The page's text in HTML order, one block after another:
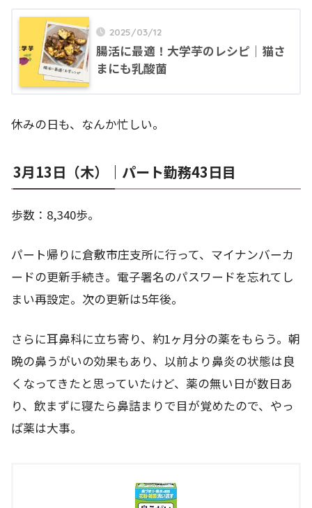
2025/03/12
腸活に最適！大学芋のレシピ｜猫さ
まにも乳酸菌
休みの日も、なんか忙しい。
3月13日（木）｜パート勤務43日目
歩数：8,340歩。
パート帰りに倉敷市庄支所に行って、マイナンバーカ
ードの更新手続き。電子署名のパスワードを忘れてし
まい再設定。次の更新は5年後。
さらに耳鼻科に立ち寄り、約1ヶ月分の薬をもらう。朝
晩の鼻うがいの効果もあり、以前より鼻炎の状態は良
くなってきたと思っていたけど、薬の無い日が数日あ
り、飲まずに寝たら鼻詰まりで目が覚めたので、やっ
ぱ薬は大事。